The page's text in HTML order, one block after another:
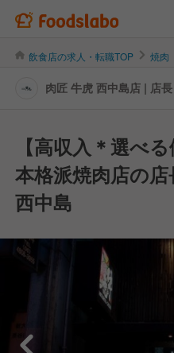
飲食店の求人・転職TOP 焼肉
肉匠 牛虎 西中島店 | 店
【高収入＊選べ
本格派焼肉店の店
西中島